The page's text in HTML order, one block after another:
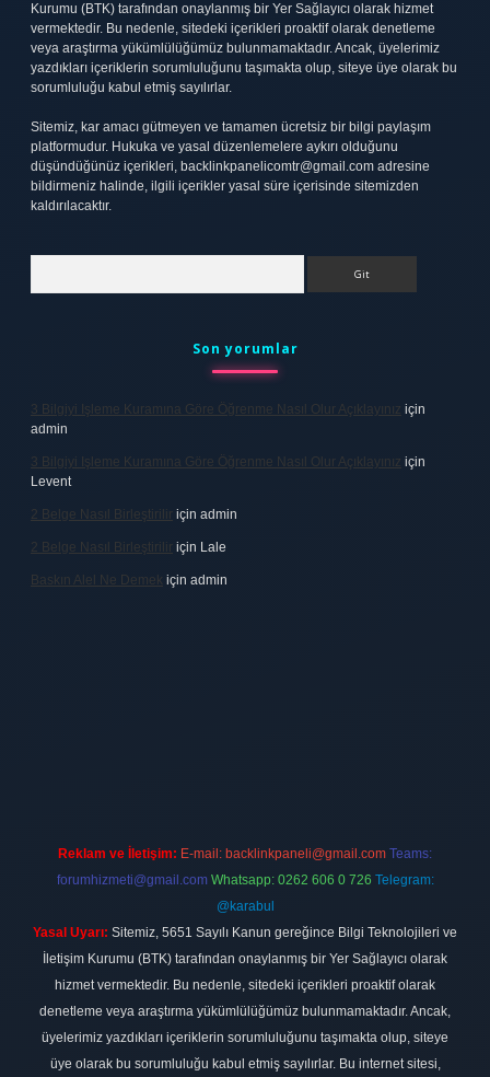
Kurumu (BTK) tarafından onaylanmış bir Yer Sağlayıcı olarak hizmet
vermektedir. Bu nedenle, sitedeki içerikleri proaktif olarak denetleme
veya araştırma yükümlülüğümüz bulunmamaktadır. Ancak, üyelerimiz
yazdıkları içeriklerin sorumluluğunu taşımakta olup, siteye üye olarak bu
sorumluluğu kabul etmiş sayılırlar.
Sitemiz, kar amacı gütmeyen ve tamamen ücretsiz bir bilgi paylaşım
platformudur. Hukuka ve yasal düzenlemelere aykırı olduğunu
düşündüğünüz içerikleri, backlinkpanelicomtr@gmail.com adresine
bildirmeniz halinde, ilgili içerikler yasal süre içerisinde sitemizden
kaldırılacaktır.
Son yorumlar
3 Bilgiyi Işleme Kuramına Göre Öğrenme Nasıl Olur Açıklayınız için
admin
3 Bilgiyi Işleme Kuramına Göre Öğrenme Nasıl Olur Açıklayınız için
Levent
2 Belge Nasıl Birleştirilir için admin
2 Belge Nasıl Birleştirilir için Lale
Baskın Alel Ne Demek için admin
Reklam ve İletişim: E-mail: backlinkpaneli@gmail.com Teams:
forumhizmeti@gmail.com Whatsapp: 0262 606 0 726 Telegram:
@karabul
Yasal Uyarı: Sitemiz, 5651 Sayılı Kanun gereğince Bilgi Teknolojileri ve
İletişim Kurumu (BTK) tarafından onaylanmış bir Yer Sağlayıcı olarak
hizmet vermektedir. Bu nedenle, sitedeki içerikleri proaktif olarak
denetleme veya araştırma yükümlülüğümüz bulunmamaktadır. Ancak,
üyelerimiz yazdıkları içeriklerin sorumluluğunu taşımakta olup, siteye
üye olarak bu sorumluluğu kabul etmiş sayılırlar. Bu internet sitesi,